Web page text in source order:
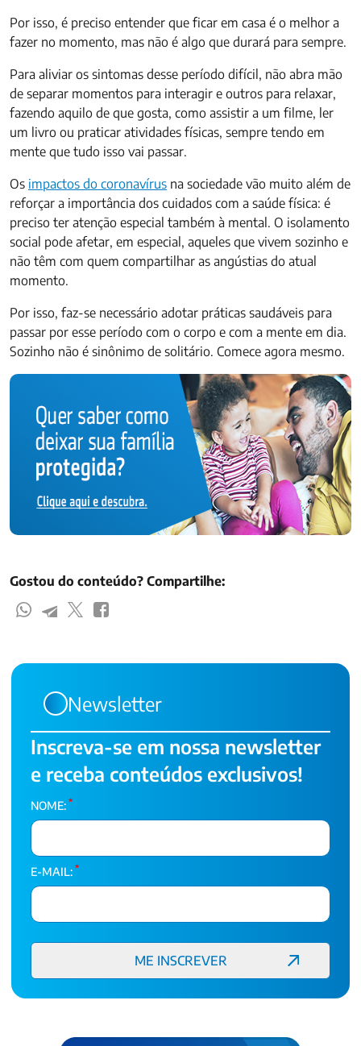
Por isso, é preciso entender que ficar em casa é o melhor a
fazer no momento, mas não é algo que durará para sempre.
Para aliviar os sintomas desse período difícil, não abra mão
de separar momentos para interagir e outros para relaxar,
fazendo aquilo de que gosta, como assistir a um filme, ler
um livro ou praticar atividades físicas, sempre tendo em
mente que tudo isso vai passar.
Os impactos do coronavírus na sociedade vão muito além de
reforçar a importância dos cuidados com a saúde física: é
preciso ter atenção especial também à mental. O isolamento
social pode afetar, em especial, aqueles que vivem sozinho e
não têm com quem compartilhar as angústias do atual
momento.
Por isso, faz-se necessário adotar práticas saudáveis para
passar por esse período com o corpo e com a mente em dia.
Sozinho não é sinônimo de solitário. Comece agora mesmo.
Gostou do conteúdo? Compartilhe:
Newsletter
Inscreva-se em nossa newsletter
e receba conteúdos exclusivos!
NOME: *
E-MAIL: *